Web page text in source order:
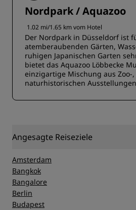
Nordpark / Aquazoo
1.02 mi/1.65 km vom Hotel
Der Nordpark in Düsseldorf ist
atemberaubenden Gärten,
ruhigen Japanischen Garten
bietet das Aquazoo Löbbecke
einzigartige Mischung aus Zoo-
naturhistorischen
Angesagte Reiseziele
Amsterdam
Bangkok
Bangalore
Berlin
Budapest